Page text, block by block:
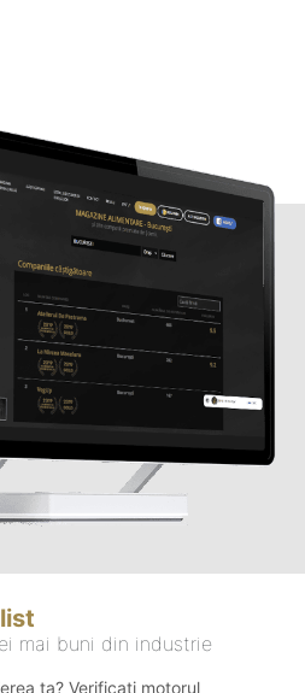
mai buni din industrie
ta? Verificați motorul